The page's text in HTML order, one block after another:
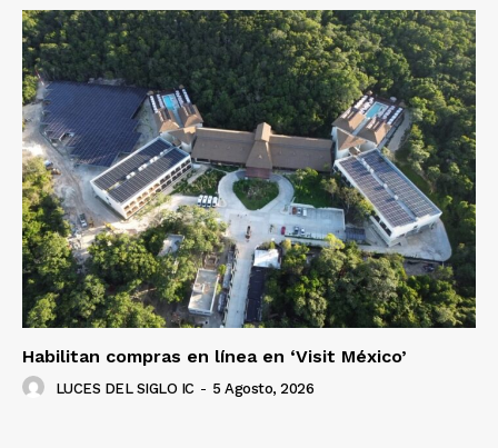
Luces
Del Siglo
Habilitan compras en línea en ‘Visit México’
LUCES DEL SIGLO IC - 5 Agosto, 2026